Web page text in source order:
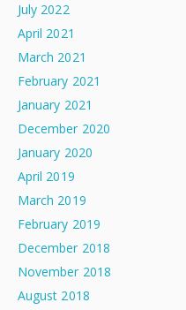
July 2022
April 2021
March 2021
February 2021
January 2021
December 2020
January 2020
April 2019
March 2019
February 2019
December 2018
November 2018
August 2018